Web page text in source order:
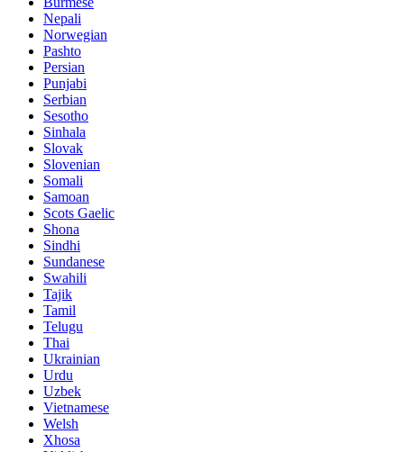
Nepali
Norwegian
Pashto
Persian
Punjabi
Serbian
Sesotho
Sinhala
Slovak
Slovenian
Somali
Samoan
Scots Gaelic
Shona
Sindhi
Sundanese
Swahili
Tajik
Tamil
Telugu
Thai
Ukrainian
Urdu
Uzbek
Vietnamese
Welsh
Xhosa